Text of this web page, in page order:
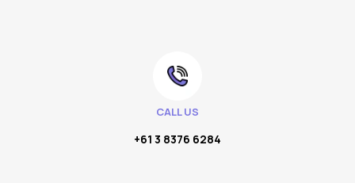
CALL US
+61 3 8376 6284